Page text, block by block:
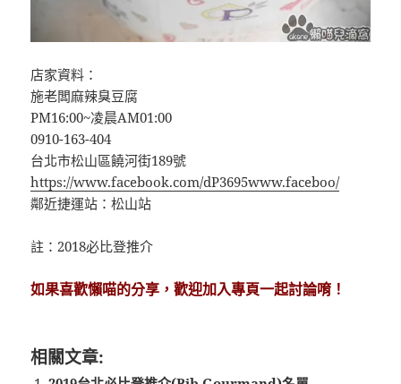
店家資料：
施老闆麻辣臭豆腐
PM16:00~凌晨AM01:00
0910-163-404
台北市松山區饒河街189號
https://www.facebook.com/dP3695www.faceboo/
鄰近捷運站：松山站
註：2018必比登推介
如果喜歡懶喵的分享，歡迎加入專頁一起討論唷！
相關文章: